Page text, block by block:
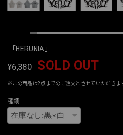
「HERUNIA」
¥6,380 SOLD OUT
※この商品は2点までのご注文とさせていただきま
種類